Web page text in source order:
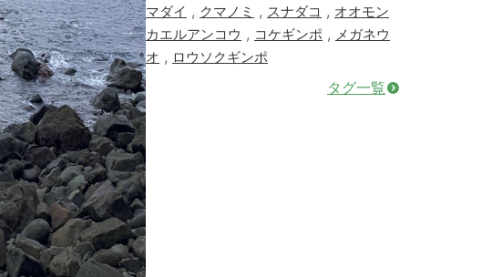
マダイ , クマノミ , スナダコ , オオモン
カエルアンコウ , コケギンポ , メガネウ
オ , ロウソクギンポ
タグ一覧